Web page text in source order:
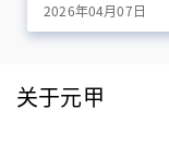
2026年04月07日
关于元甲